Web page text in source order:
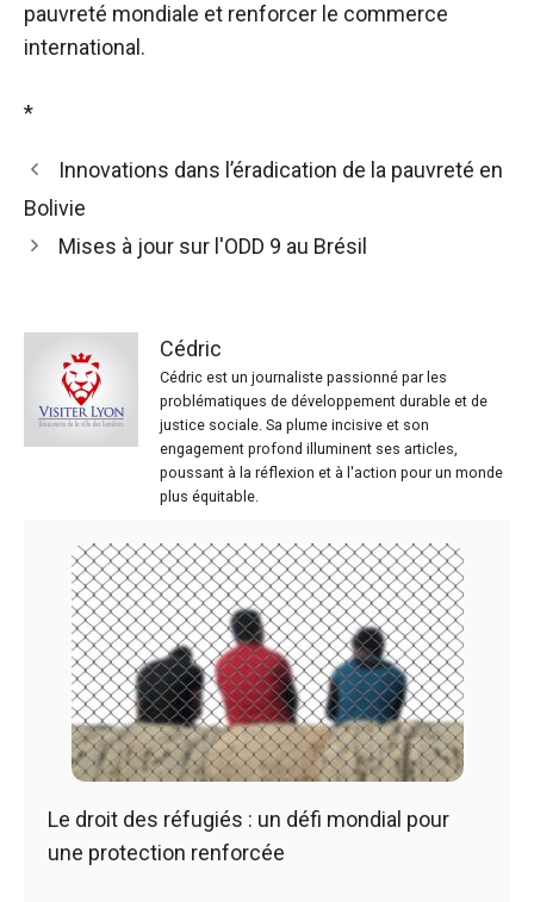
pauvreté mondiale et renforcer le commerce
international.
*
Innovations dans l’éradication de la pauvreté en
Bolivie
Mises à jour sur l'ODD 9 au Brésil
Cédric
Cédric est un journaliste passionné par les
problématiques de développement durable et de
justice sociale. Sa plume incisive et son
engagement profond illuminent ses articles,
poussant à la réflexion et à l'action pour un monde
plus équitable.
Le droit des réfugiés : un défi mondial pour
une protection renforcée